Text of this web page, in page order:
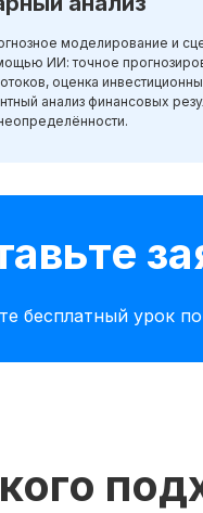
моделирование и
ИИ: точное
оценка
анализ финансовых
бесплатный урок